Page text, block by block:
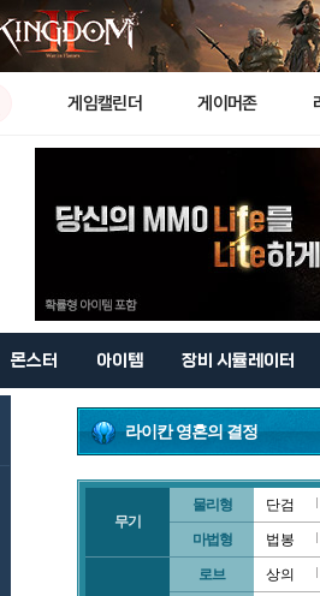
게임캘린더 게이머존
몬스터 아이템 장비 시뮬레이터
라이칸 영혼의 결정
무기
물리형 단검
마법형 법봉
로브 상의